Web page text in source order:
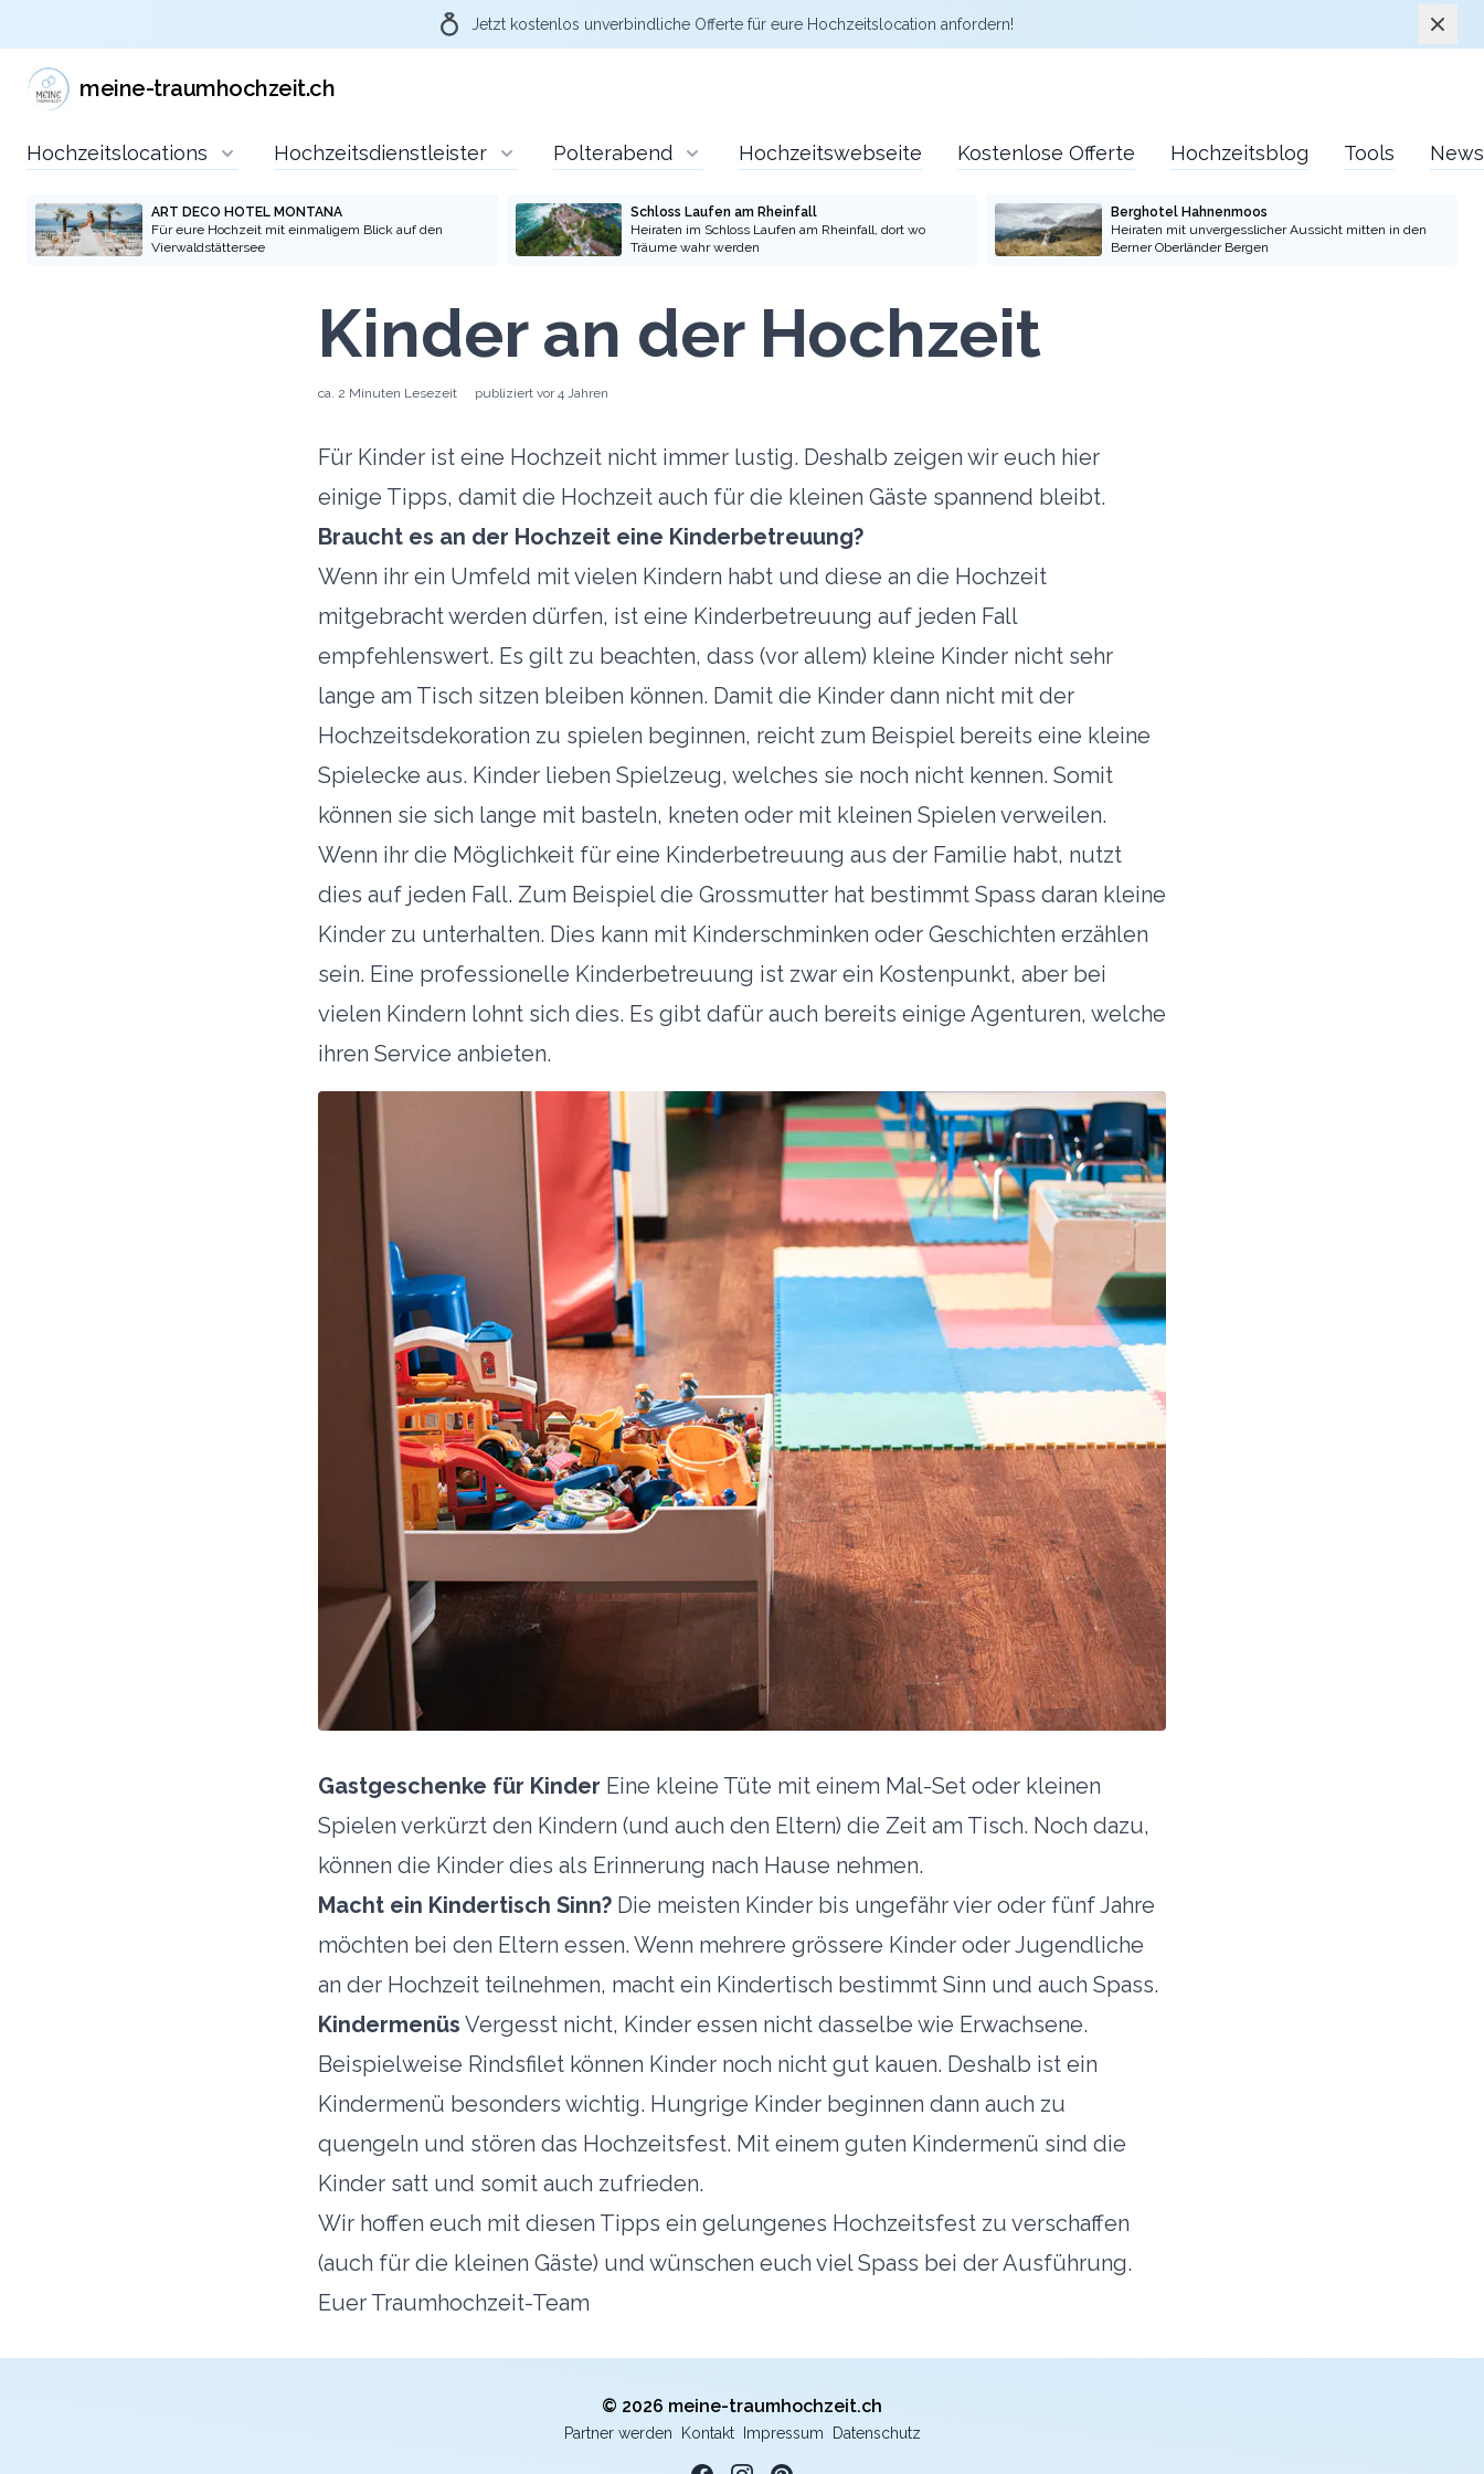
Jetzt kostenlos unverbindliche Offertefür eure Hochzeitslocation anfordern!
meine-traumhochzeit.ch
Hochzeitslocations Hochzeitsdienstleister Polterabend Hochzeitswebseite Kostenlose Offerte Hochzeitsblog Tools News
ART DECO HOTEL MONTANA
Für eure Hochzeit mit einmaligem Blick auf den
Vierwaldstättersee
Schloss Laufen am Rheinfall
Heiraten im Schloss Laufen am Rheinfall, dort wo
Träume wahr werden
Berghotel Hahnenmoos
Heiraten mit unvergesslicher Aussicht mitten in den
Berner Oberländer Bergen
Kinder an der Hochzeit
ca. 2 Minuten Lesezeit publiziert vor 4 Jahren
Für Kinder ist eine Hochzeit nicht immer lustig. Deshalb zeigen wir euch hier
einige Tipps, damit die Hochzeit auch für die kleinen Gäste spannend bleibt.
Braucht es an der Hochzeit eine Kinderbetreuung?
Wenn ihr ein Umfeld mit vielen Kindern habt und diese an die Hochzeit
mitgebracht werden dürfen, ist eine Kinderbetreuung auf jeden Fall
empfehlenswert. Es gilt zu beachten, dass (vor allem) kleine Kinder nicht sehr
lange am Tisch sitzen bleiben können. Damit die Kinder dann nicht mit der
Hochzeitsdekoration zu spielen beginnen, reicht zum Beispiel bereits eine kleine
Spielecke aus. Kinder lieben Spielzeug, welches sie noch nicht kennen. Somit
können sie sich lange mit basteln, kneten oder mit kleinen Spielen verweilen.
Wenn ihr die Möglichkeit für eine Kinderbetreuung aus der Familie habt, nutzt
dies auf jeden Fall. Zum Beispiel die Grossmutter hat bestimmt Spass daran kleine
Kinder zu unterhalten. Dies kann mit Kinderschminken oder Geschichten erzählen
sein. Eine professionelle Kinderbetreuung ist zwar ein Kostenpunkt, aber bei
vielen Kindern lohnt sich dies. Es gibt dafür auch bereits einige Agenturen, welche
ihren Service anbieten.
Gastgeschenke für Kinder Eine kleine Tüte mit einem Mal-Set oder kleinen
Spielen verkürzt den Kindern (und auch den Eltern) die Zeit am Tisch. Noch dazu,
können die Kinder dies als Erinnerung nach Hause nehmen.
Macht ein Kindertisch Sinn? Die meisten Kinder bis ungefähr vier oder fünf Jahre
möchten bei den Eltern essen. Wenn mehrere grössere Kinder oder Jugendliche
an der Hochzeit teilnehmen, macht ein Kindertisch bestimmt Sinn und auch Spass.
Kindermenüs Vergesst nicht, Kinder essen nicht dasselbe wie Erwachsene.
Beispielweise Rindsfilet können Kinder noch nicht gut kauen. Deshalb ist ein
Kindermenü besonders wichtig. Hungrige Kinder beginnen dann auch zu
quengeln und stören das Hochzeitsfest. Mit einem guten Kindermenü sind die
Kinder satt und somit auch zufrieden.
Wir hoffen euch mit diesen Tipps ein gelungenes Hochzeitsfest zu verschaffen
(auch für die kleinen Gäste) und wünschen euch viel Spass bei der Ausführung.
Euer Traumhochzeit-Team
© 2026 meine-traumhochzeit.ch
Partner werden Kontakt Impressum Datenschutz